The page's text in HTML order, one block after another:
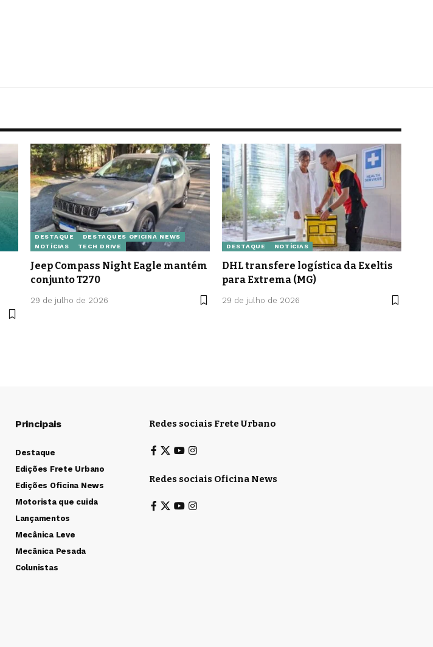
DESTAQUE
DESTAQUES OFICINA NEWS
NOTÍCIAS
TECH DRIVE
Jeep Compass Night Eagle mantém
conjunto T270
29 de julho de 2026
DESTAQUE NOTÍCIAS
DHL transfere logística da Exeltis
para Extrema (MG)
29 de julho de 2026
Principais
Destaque
Edições Frete Urbano
Edições Oficina News
Motorista que cuida
Lançamentos
Mecânica Leve
Mecânica Pesada
Colunistas
Redes sociais Frete Urbano
Redes sociais Oficina News